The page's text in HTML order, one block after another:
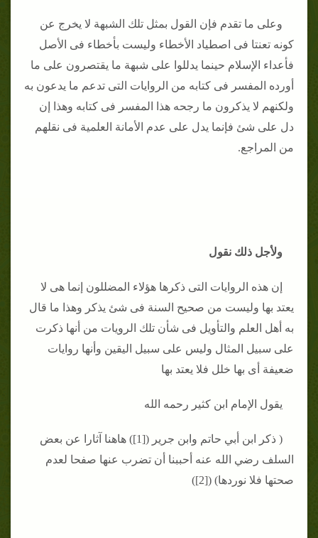
وعلى ما تقدم فإن القول بمثل تلك الشبهة لا يخرج عن
كونه تعنتا فى اصطياد الأخطاء وليست بأخطاء فى الأصل
فأعداء الإسلام حينما يدللوا على شبهة ما يقتصرون على ما
أورده المفسر فى كتابه من الروايات التى تدعم ما يدعون به
ولكنهم لا يذكرون ما رجحه هذا المفسر فى كتابه وهذا إن
دل على شئ فإنما يدل على عدم الأمانة العلمية فى نقلهم
من المراجع.
ولأجل ذلك نقول
إن هذه الروايات التى ذكرها هؤلاء المضللون إنما هى لا
يعتد بها وليست من صحيح السنة فى شئ يذكر وهذا ما قال
به أهل العلم والتأويل فى شأن تلك الرويات من أنها ذكرت
على سبيل المثال وليس على سبيل اليقين وأنها روايات
ضعيفة أى بها خلل فلا يعتد بها
يقول الإمام ابن كثير رحمه الله
( ذكر ابن أبي حاتم وابن جرير ([1]) هاهنا آثارا عن بعض
السلف رضي الله عنه أحببنا أن تضرب عنها صفحا لعدم
صحتها فلا نوردها) ([2])